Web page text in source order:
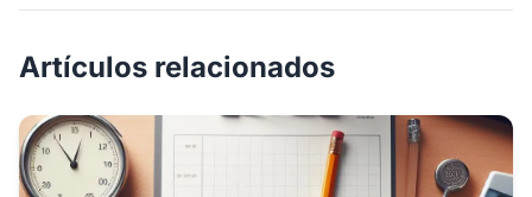
Artículos relacionados